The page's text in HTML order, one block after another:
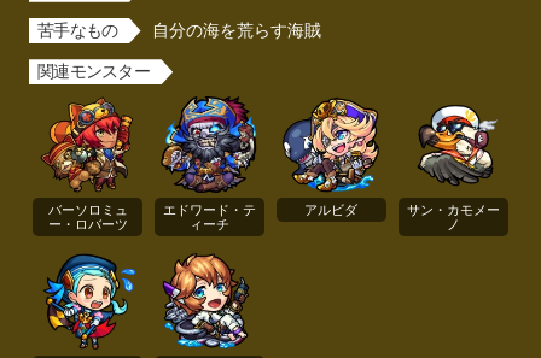
苦手なもの 自分の海を荒らす海賊
関連モンスター
バーソロミュ
ー・ロバーツ
エドワード・テ
ィーチ
アルビダ
サン・カモメー
ノ